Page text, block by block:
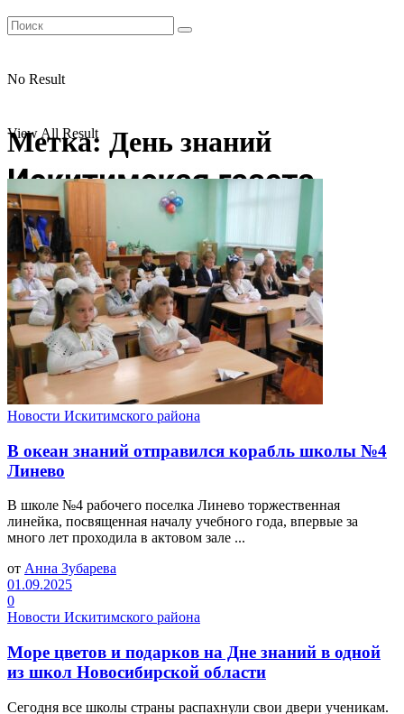
No Result
View All Result
Метка: День знаний
Новости Искитимского района
В океан знаний отправился корабль школы №4
Линево
В школе №4 рабочего поселка Линево торжественная
линейка, посвященная началу учебного года, впервые за
много лет проходила в актовом зале ...
от Анна Зубарева
01.09.2025
0
Новости Искитимского района
Море цветов и подарков на Дне знаний в одной
из школ Новосибирской области
Сегодня все школы страны распахнули свои двери ученикам.